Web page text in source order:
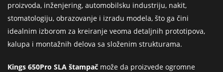
proizvoda, inženjering, automobilsku industriju, nakit,
stomatologiju, obrazovanje i izradu modela, što ga čini
idealnim izborom za kreiranje veoma detaljnih prototipova,
kalupa i montažnih delova sa složenim strukturama.
Kings 650Pro SLA štampač može da proizvede ogromne